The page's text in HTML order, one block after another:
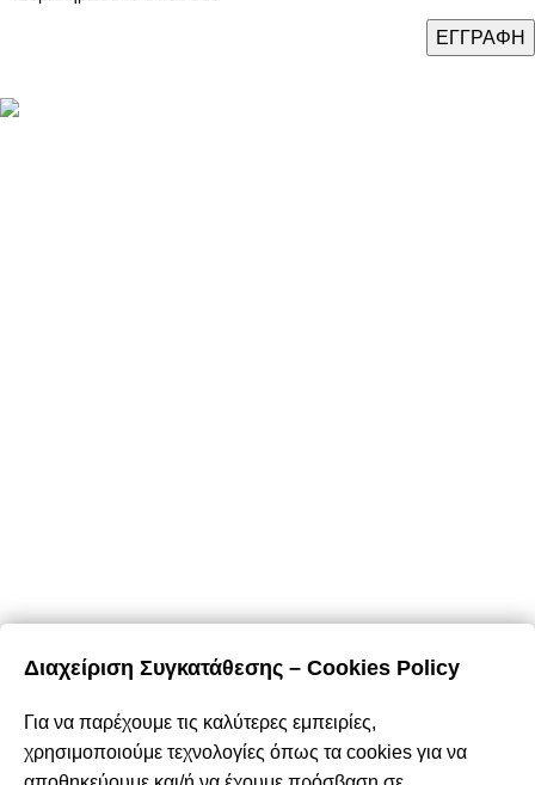
Προσωπικά Δεδομένα – Cookies
Περιήγηση
Αρχική
Σχετικά με εμάς
Διαχείριση Συγκατάθεσης – Cookies Policy
Για να παρέχουμε τις καλύτερες εμπειρίες,
χρησιμοποιούμε τεχνολογίες όπως τα cookies για να